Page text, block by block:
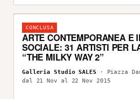
CONCLUSA
ARTE CONTEMPORANEA E
SOCIALE: 31 ARTISTI PER
“THE MILKY WAY 2”
Galleria Studio SALES · Piazza
dal 21 Nov al 22 Nov 2015